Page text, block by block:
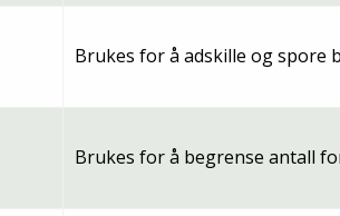
Brukes for å adskille og spore
Brukes for å begrense antall